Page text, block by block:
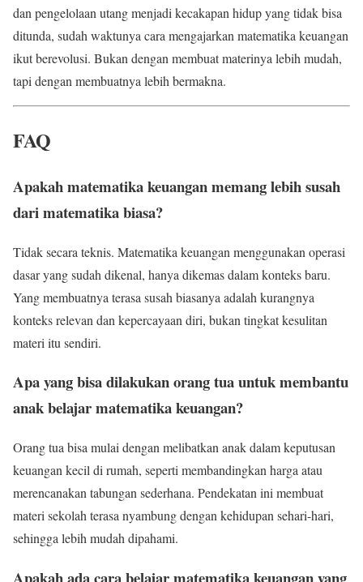
dan pengelolaan utang menjadi kecakapan hidup yang tidak bisa
ditunda, sudah waktunya cara mengajarkan matematika keuangan
ikut berevolusi. Bukan dengan membuat materinya lebih mudah,
tapi dengan membuatnya lebih bermakna.
FAQ
Apakah matematika keuangan memang lebih susah
dari matematika biasa?
Tidak secara teknis. Matematika keuangan menggunakan operasi
dasar yang sudah dikenal, hanya dikemas dalam konteks baru.
Yang membuatnya terasa susah biasanya adalah kurangnya
konteks relevan dan kepercayaan diri, bukan tingkat kesulitan
materi itu sendiri.
Apa yang bisa dilakukan orang tua untuk membantu
anak belajar matematika keuangan?
Orang tua bisa mulai dengan melibatkan anak dalam keputusan
keuangan kecil di rumah, seperti membandingkan harga atau
merencanakan tabungan sederhana. Pendekatan ini membuat
materi sekolah terasa nyambung dengan kehidupan sehari-hari,
sehingga lebih mudah dipahami.
Apakah ada cara belajar matematika keuangan yang